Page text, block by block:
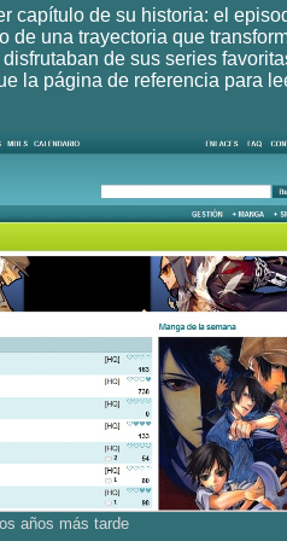
capítulo de su historia: el
de una trayectoria que
de sus series
la página de referencia para
años más tarde